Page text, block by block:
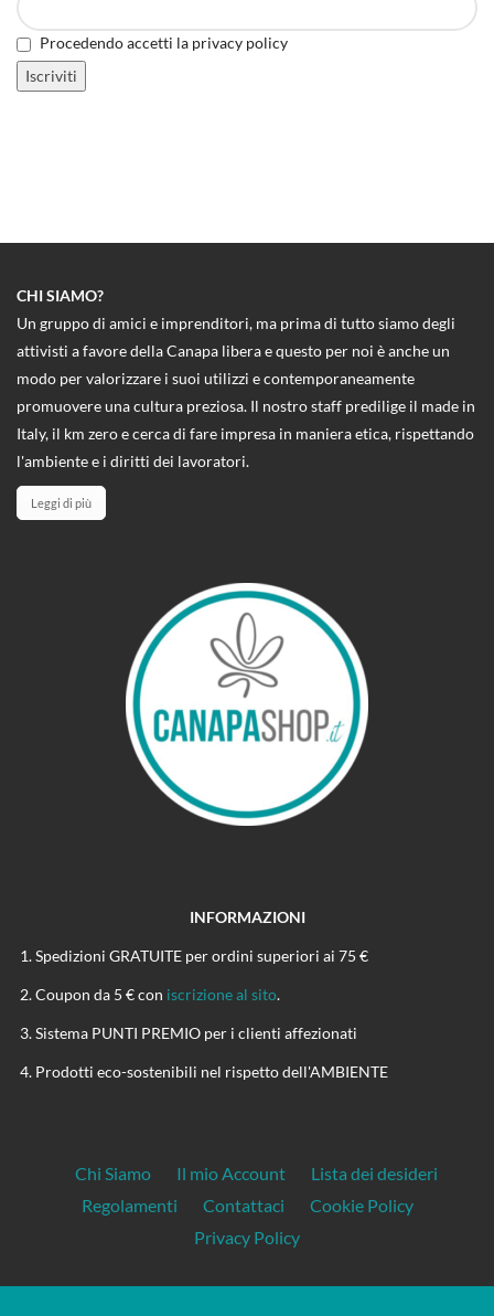
Procedendo accetti la privacy policy
CHI SIAMO?
Un gruppo di amici e imprenditori, ma prima di tutto siamo degli
attivisti a favore della Canapa libera e questo per noi è anche un
modo per valorizzare i suoi utilizzi e contemporaneamente
promuovere una cultura preziosa. Il nostro staff predilige il made in
Italy, il km zero e cerca di fare impresa in maniera etica, rispettando
l'ambiente e i diritti dei lavoratori.
Leggi di più
INFORMAZIONI
Spedizioni GRATUITE per ordini superiori ai 75 €
Coupon da 5 € con iscrizione al sito.
Sistema PUNTI PREMIO per i clienti affezionati
Prodotti eco-sostenibili nel rispetto dell'AMBIENTE
Chi Siamo Il mio Account
Lista dei desideri
Regolamenti
Contattaci
Cookie Policy
Privacy Policy